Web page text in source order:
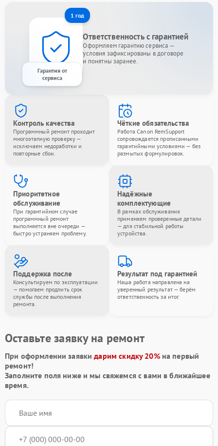
1 год
Гарантия от
сервиса
Ответственность с гарантией
Оформляем гарантию сервиса —
условия зафиксированы в договоре
и понятны заранее.
Контроль качества
Программный ремонт проходит
многоэтапную проверку —
исключаем недоработки и
повторные сбои.
Чёткие обязательства
Работа Canon RemSupport
сопровождается прописанными
гарантийными условиями — без
размытых формулировок.
Приоритетное
обслуживание
При гарантийном случае
программный ремонт
выполняется вне очереди —
быстро устраняем проблему.
Надёжные
комплектующие
В рамках обслуживания
применяем проверенные детали
— для стабильной работы
устройства.
Поддержка после
Консультируем по эксплуатации
— помогаем продлить срок
службы после выполнения
ремонта.
Результат под гарантией
Наша работа направлена на
уверенный результат — берём
ответственность за итог.
Оставьте заявку на ремонт
При оформлении заявкидарим скидку 20%на первый
ремонт!
Заполните поля ниже и мы свяжемся с вами в ближайшее
время.